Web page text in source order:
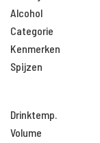
Alcohol
Categorie
Kenmerken
Spijzen
Drinktemp.
Volume